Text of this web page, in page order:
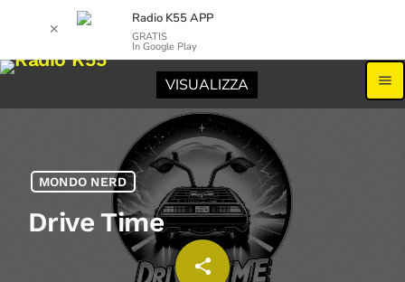
menu
MONDO NERD
Drive Time
share
email
✕
Radio K55 APP
GRATIS
In Google Play
VISUALIZZA